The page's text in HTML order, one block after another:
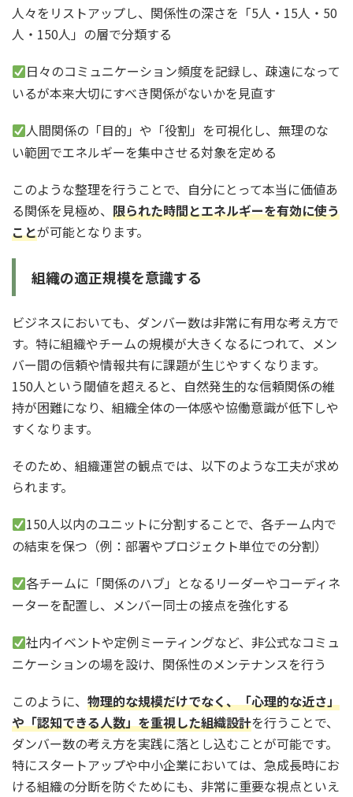
人々をリストアップし、関係性の深さを「5人・15人・50
人・150人」の層で分類する
日々のコミュニケーション頻度を記録し、疎遠になって
いるが本来大切にすべき関係がないかを見直す
人間関係の「目的」や「役割」を可視化し、無理のな
い範囲でエネルギーを集中させる対象を定める
このような整理を行うことで、自分にとって本当に価値あ
る関係を見極め、 限られた時間とエネルギーを有効に使う
ことが可能となります。
組織の適正規模を意識する
ビジネスにおいても、ダンバー数は非常に有用な考え方で
す。特に組織やチームの規模が大きくなるにつれて、メン
バー間の信頼や情報共有に課題が生じやすくなります。
150人という閾値を超えると、自然発生的な信頼関係の維
持が困難になり、組織全体の一体感や協働意識が低下しや
すくなります。
そのため、組織運営の観点では、以下のような工夫が求め
られます。
150人以内のユニットに分割することで、各チーム内で
の結束を保つ（例：部署やプロジェクト単位での分割）
各チームに「関係のハブ」となるリーダーやコーディネ
ーターを配置し、メンバー同士の接点を強化する
社内イベントや定例ミーティングなど、非公式なコミュ
ニケーションの場を設け、関係性のメンテナンスを行う
このように、 物理的な規模だけでなく、「心理的な近さ」
や「認知できる人数」を重視した組織設計を行うことで、
ダンバー数の考え方を実践に落とし込むことが可能です。
特にスタートアップや中小企業においては、急成長時にお
ける組織の分断を防ぐためにも、非常に重要な視点といえ